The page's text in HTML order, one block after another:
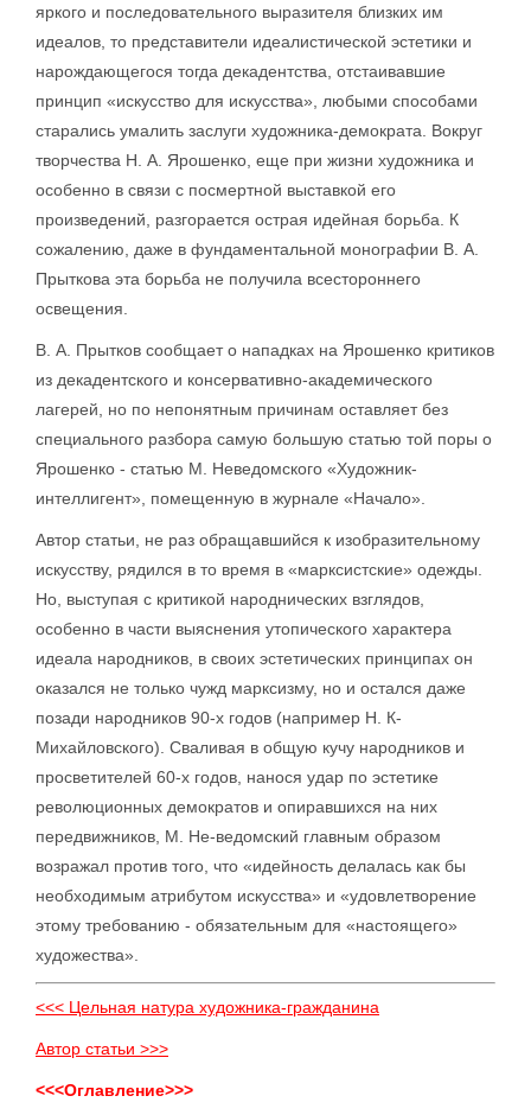
яркого и последовательного выразителя близких им
идеалов, то представители идеалистической эстетики и
нарождающегося тогда декадентства, отстаивавшие
принцип «искусство для искусства», любыми способами
старались умалить заслуги художника-демократа. Вокруг
творчества Н. А. Ярошенко, еще при жизни художника и
особенно в связи с посмертной выставкой его
произведений, разгорается острая идейная борьба. К
сожалению, даже в фундаментальной монографии В. А.
Прыткова эта борьба не получила всестороннего
освещения.
В. А. Прытков сообщает о нападках на Ярошенко критиков
из декадентского и консервативно-академического
лагерей, но по непонятным причинам оставляет без
специального разбора самую большую статью той поры о
Ярошенко - статью М. Неведомского «Художник-
интеллигент», помещенную в журнале «Начало».
Автор статьи, не раз обращавшийся к изобразительному
искусству, рядился в то время в «марксистские» одежды.
Но, выступая с критикой народнических взглядов,
особенно в части выяснения утопического характера
идеала народников, в своих эстетических принципах он
оказался не только чужд марксизму, но и остался даже
позади народников 90-х годов (например Н. К-
Михайловского). Сваливая в общую кучу народников и
просветителей 60-х годов, нанося удар по эстетике
революционных демократов и опиравшихся на них
передвижников, М. Не-ведомский главным образом
возражал против того, что «идейность делалась как бы
необходимым атрибутом искусства» и «удовлетворение
этому требованию - обязательным для «настоящего»
художества».
<<< Цельная натура художника-гражданина
Автор статьи >>>
<<<Оглавление>>>